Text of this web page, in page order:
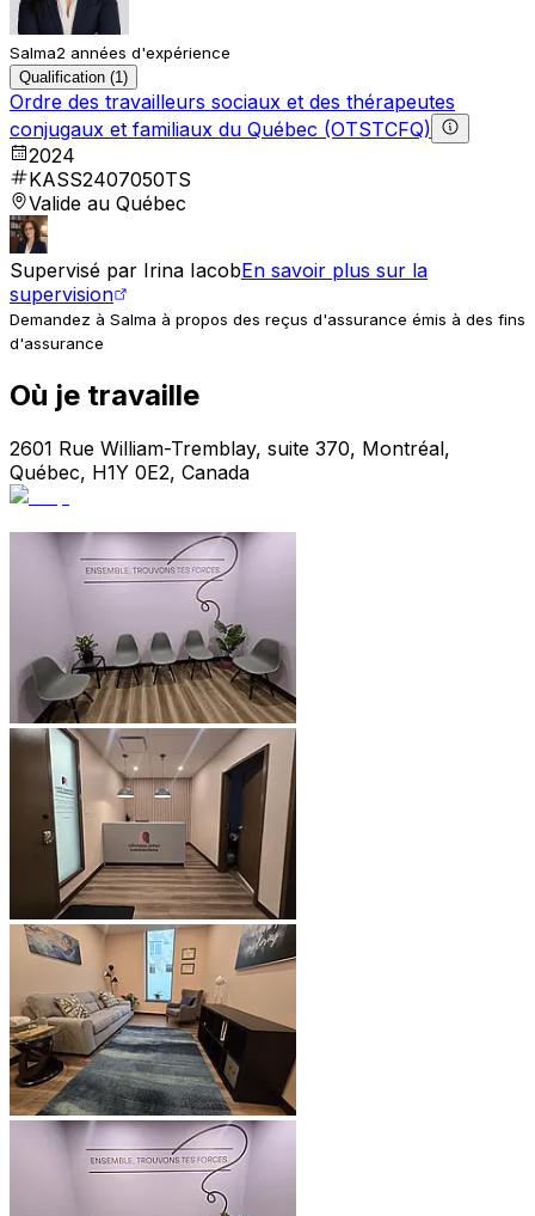
Salma2 années d'expérience
Qualification (1)
Ordre des travailleurs sociaux et des thérapeutes
conjugaux et familiaux du Québec (OTSTCFQ)
2024
KASS2407050TS
Valide au Québec
Supervisé par Irina IacobEn savoir plus sur la
supervision
Demandez à Salma à propos des reçus d'assurance émis à des fins
d'assurance
Où je travaille
2601 Rue William-Tremblay, suite 370, Montréal,
Québec, H1Y 0E2, Canada